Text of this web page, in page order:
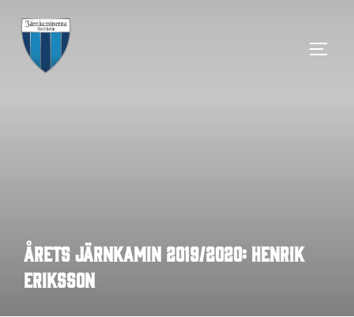
innehåll
Årets Järnkamin 2019/2020: Henrik
Eriksson